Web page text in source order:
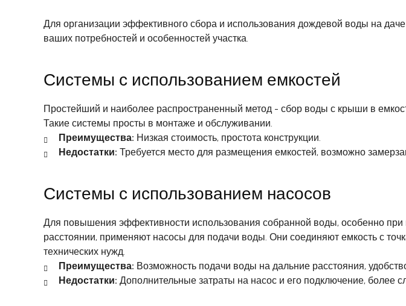
Для организации эффективного сбора и использования дождевой воды на
ваших потребностей и особенностей участка.
Системы с использованием емкостей
Простейший и наиболее распространенный метод - сбор воды с крыши в
Такие системы просты в монтаже и обслуживании.
Преимущества: Низкая стоимость, простота конструкции.
Недостатки: Требуется место для размещения емкостей, возможно
Системы с использованием насосов
Для повышения эффективности использования собранной воды, особенно
расстоянии, применяют насосы для подачи воды. Они соединяют емкость с
технических нужд.
Преимущества: Возможность подачи воды на дальние расстояния,
Недостатки: Дополнительные затраты на насос и его подключение, более